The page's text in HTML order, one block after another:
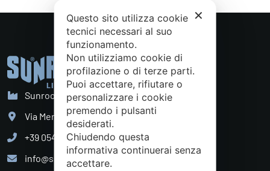
Sunroom S.p.A. - Sede Legale
Via Mercadante, 10 Cattolica (RN) - Italy
+39 0541 834011
info@sunroom.it
✕
Questo sito utilizza cookie
tecnici necessari al suo
funzionamento.
Non utilizziamo cookie di
profilazione o di terze parti.
Puoi accettare, rifiutare o
personalizzare i cookie
premendo i pulsanti
desiderati.
Chiudendo questa
informativa continuerai senza
accettare.